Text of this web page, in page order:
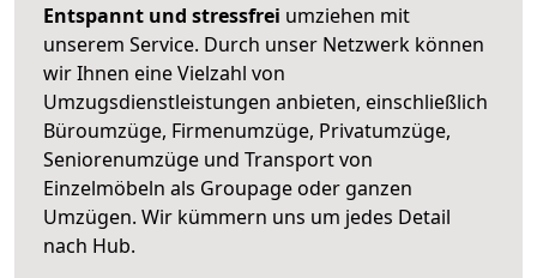
Entspannt und stressfrei umziehen mit
unserem Service. Durch unser Netzwerk können
wir Ihnen eine Vielzahl von
Umzugsdienstleistungen anbieten, einschließlich
Büroumzüge, Firmenumzüge, Privatumzüge,
Seniorenumzüge und Transport von
Einzelmöbeln als Groupage oder ganzen
Umzügen. Wir kümmern uns um jedes Detail
nach Hub.